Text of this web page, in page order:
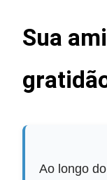
Sua
Ao longo